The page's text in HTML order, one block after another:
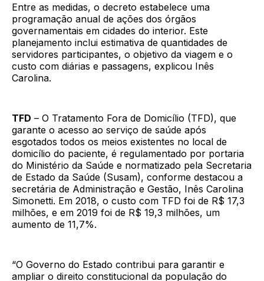
Entre as medidas, o decreto estabelece uma
programação anual de ações dos órgãos
governamentais em cidades do interior. Este
planejamento inclui estimativa de quantidades de
servidores participantes, o objetivo da viagem e o
custo com diárias e passagens, explicou Inês
Carolina.
TFD – O Tratamento Fora de Domicílio (TFD), que
garante o acesso ao serviço de saúde após
esgotados todos os meios existentes no local de
domicílio do paciente, é regulamentado por portaria
do Ministério da Saúde e normatizado pela Secretaria
de Estado da Saúde (Susam), conforme destacou a
secretária de Administração e Gestão, Inês Carolina
Simonetti. Em 2018, o custo com TFD foi de R$ 17,3
milhões, e em 2019 foi de R$ 19,3 milhões, um
aumento de 11,7%.
“O Governo do Estado contribui para garantir e
ampliar o direito constitucional da população do